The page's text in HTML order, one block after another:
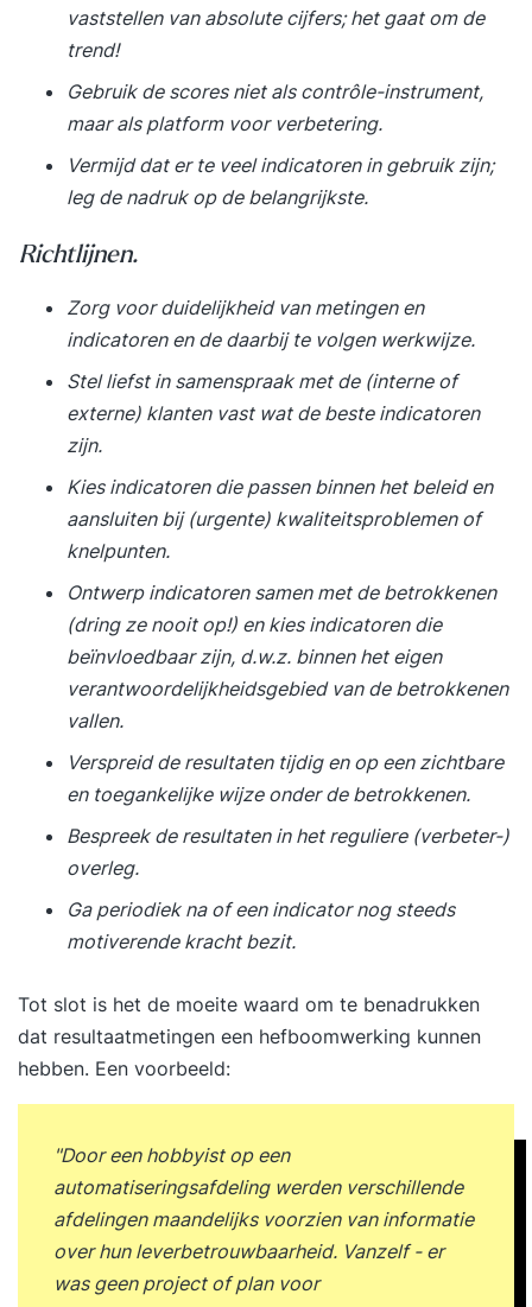
vaststellen van absolute cijfers; het gaat om de
trend!
Gebruik de scores niet als contrôle-instrument,
maar als platform voor verbetering.
Vermijd dat er te veel indicatoren in gebruik zijn;
leg de nadruk op de belangrijkste.
Richtlijnen.
Zorg voor duidelijkheid van metingen en
indicatoren en de daarbij te volgen werkwijze.
Stel liefst in samenspraak met de (interne of
externe) klanten vast wat de beste indicatoren
zijn.
Kies indicatoren die passen binnen het beleid en
aansluiten bij (urgente) kwaliteitsproblemen of
knelpunten.
Ontwerp indicatoren samen met de betrokkenen
(dring ze nooit op!) en kies indicatoren die
beïnvloedbaar zijn, d.w.z. binnen het eigen
verantwoordelijkheidsgebied van de betrokkenen
vallen.
Verspreid de resultaten tijdig en op een zichtbare
en toegankelijke wijze onder de betrokkenen.
Bespreek de resultaten in het reguliere (verbeter-)
overleg.
Ga periodiek na of een indicator nog steeds
motiverende kracht bezit.
Tot slot is het de moeite waard om te benadrukken
dat resultaatmetingen een hefboomwerking kunnen
hebben. Een voorbeeld:
"Door een hobbyist op een
automatiseringsafdeling werden verschillende
afdelingen maandelijks voorzien van informatie
over hun leverbetrouwbaarheid. Vanzelf - er
was geen project of plan voor